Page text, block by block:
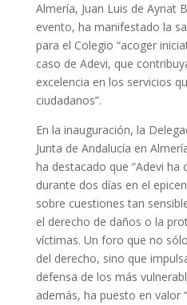
Almería, Juan Luis de Aynat
evento, ha manifestado la
para el Colegio “acoger
caso de Adevi, que
excelencia en los servicios
ciudadanos”.
En la inauguración, la
Junta de Andalucía en
ha destacado que “Adevi ha
durante dos días en el
sobre cuestiones tan
el derecho de daños o la
víctimas. Un foro que no
del derecho, sino que
defensa de los más
además, ha puesto en valor